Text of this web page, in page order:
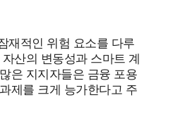
재적인 위험 요소를 다루
산의 변동성과 스마트 계
은 지지자들은 금융 포용
제를 크게 능가한다고 주